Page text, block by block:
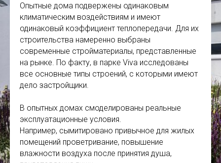
Опытные дома подвержены одинаковым
климатическим воздействиям и имеют
одинаковый коэффициент теплопередачи. Для их
строительства намеренно выбраны
современные стройматериалы, представленные
на рынке. По факту, в парке Viva исследованы
все основные типы строений, с которыми имеют
дело застройщики.
В опытных домах смоделированы реальные
эксплуатационные условия.
Например, сымитировано привычное для жилых
помещений проветривание, повышение
влажности воздуха после принятия душа,